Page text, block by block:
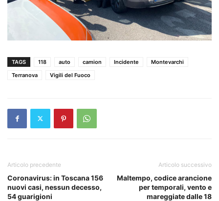
TAGS 118 auto camion Incidente
Montevarchi
Terranova
Vigili del Fuoco
Articolo precedente
Coronavirus: in Toscana 156
nuovi casi, nessun decesso,
54 guarigioni
Articolo successivo
Maltempo, codice arancione
per temporali, vento e
mareggiate dalle 18